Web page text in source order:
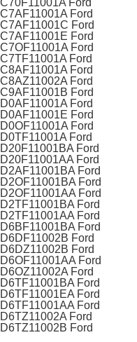
C70F11001A Ford
C7AF11001A Ford
C7AF11001C Ford
C7AF11001E Ford
C7OF11001A Ford
C7TF11001A Ford
C8AF11001A Ford
C8AZ11002A Ford
C9AF11001B Ford
D0AF11001A Ford
D0AF11001E Ford
D0OF11001A Ford
D0TF11001A Ford
D20F11001BA Ford
D20F11001AA Ford
D2AF11001BA Ford
D2OF11001BA Ford
D2OF11001AA Ford
D2TF11001BA Ford
D2TF11001AA Ford
D6BF11001BA Ford
D6DF11002B Ford
D6DZ11002B Ford
D6OF11001AA Ford
D6OZ11002A Ford
D6TF11001BA Ford
D6TF11001EA Ford
D6TF11001AA Ford
D6TZ11002A Ford
D6TZ11002B Ford